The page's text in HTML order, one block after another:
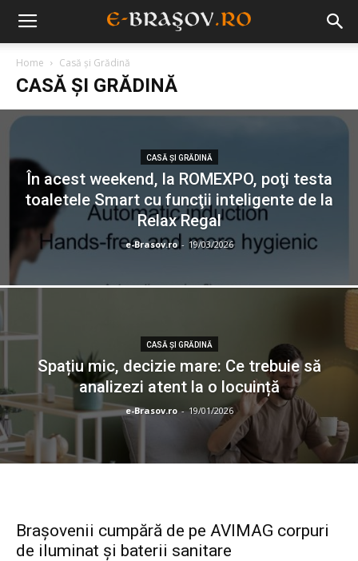
Home Casă și Grădină
CASĂ ȘI GRĂDINĂ
CASĂ ȘI GRĂDINĂ
În acest weekend, la ROMEXPO, poţi testa
toaletele Smart cu funcţii inteligente de la
Relax Regal
e-Brasov.ro - 19/03/2026
CASĂ ȘI GRĂDINĂ
Spațiu mic, decizie mare: Ce trebuie să
analizezi atent la o locuință
e-Brasov.ro - 19/01/2026
Braşovenii cumpără de pe AVIMAG corpuri
de iluminat şi baterii sanitare